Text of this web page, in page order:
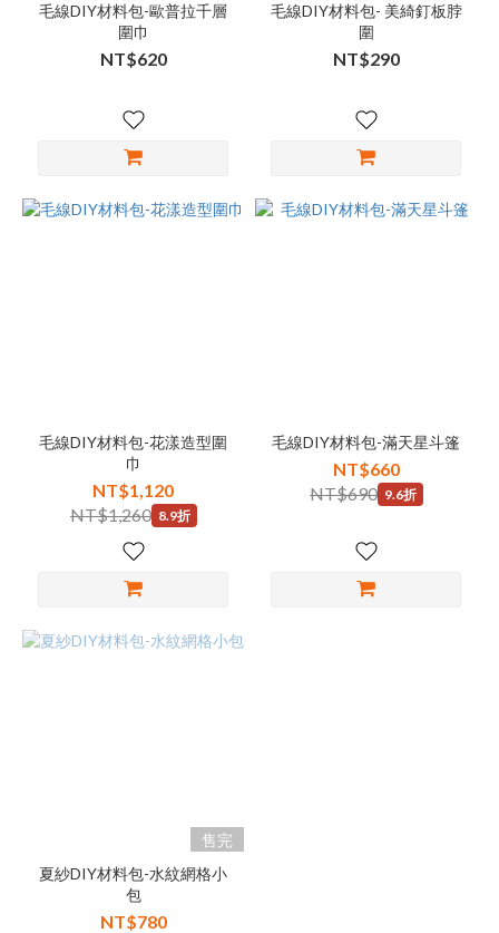
毛線DIY材料包-歐普拉千層
圍巾
NT$620
毛線DIY材料包- 美綺釘板脖
圍
NT$290
毛線DIY材料包-花漾造型圍
巾
NT$1,120
NT$1,260 8.9折
毛線DIY材料包-滿天星斗篷
NT$660
NT$690 9.6折
售完
夏紗DIY材料包-水紋網格小
包
NT$780